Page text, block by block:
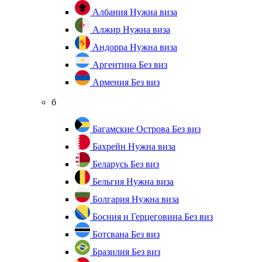
Албания Нужна виза
Алжир Нужна виза
Андорра Нужна виза
Аргентина Без виз
Армения Без виз
б
Багамские Острова Без виз
Бахрейн Нужна виза
Беларусь Без виз
Бельгия Нужна виза
Болгария Нужна виза
Босния и Герцеговина Без виз
Ботсвана Без виз
Бразилия Без виз